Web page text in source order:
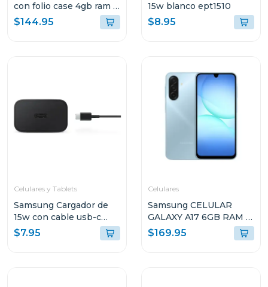
con folio case 4gb ram y
128gb de
almacenamiento lte gris
$144.95
15w blanco ept1510
$8.95
Celulares y Tablets
Samsung Cargador de
15w con cable usb-c
color negro ept1510
$7.95
Celulares
Samsung CELULAR
GALAXY A17 6GB RAM Y
128GB
ALMACENAMIENTO
$169.95